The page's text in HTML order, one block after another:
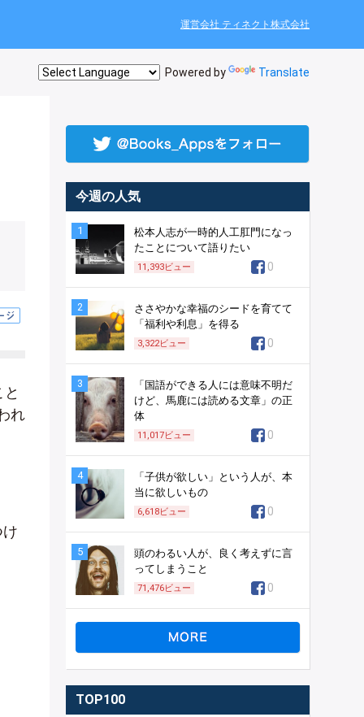
運営会社 ティネクト株式会社
Powered by Translate
れ
今週の人気
1
松本人志が一時的人工肛門になっ
たことについて語りたい
11,393ビュー 0
2
ささやかな幸福のシードを育てて
「福利や利息」を得る
3,322ビュー 0
3
「国語ができる人には意味不明だ
けど、馬鹿には読める文章」の正
体
11,017ビュー 0
4
「子供が欲しい」という人が、本
当に欲しいもの
6,618ビュー 0
5
頭のわるい人が、良く考えずに言
ってしまうこと
71,476ビュー 0
TOP100